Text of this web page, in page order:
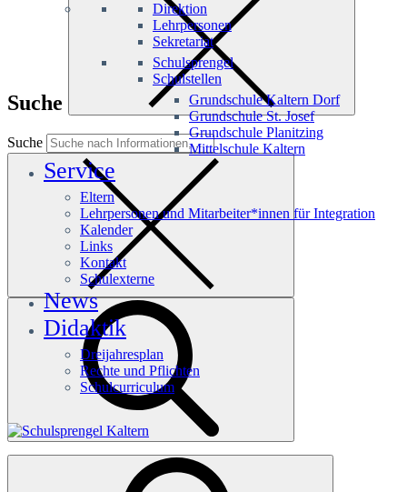
Direktion
Lehrpersonen
Sekretariat
Schulsprengel
Schulstellen
Grundschule Kaltern Dorf
Grundschule St. Josef
Grundschule Planitzing
Mittelschule Kaltern
Service
Eltern
Lehrpersonen und Mitarbeiter*innen für Integration
Kalender
Links
Kontakt
Schulexterne
News
Didaktik
Dreijahresplan
Rechte und Pflichten
Schulcurriculum
Suche
Suche
Häufige Suchanfragen